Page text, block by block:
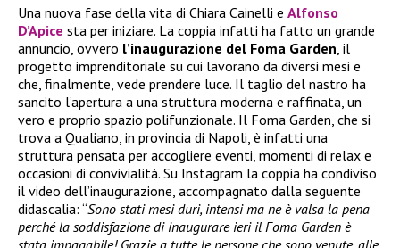
Una nuova fase della vita di Chiara Cainelli e Alfonso
D’Apice sta per iniziare. La coppia infatti ha fatto un grande
annuncio, ovvero l’inaugurazione del Foma Garden , il
progetto imprenditoriale su cui lavorano da diversi mesi e
che, finalmente, vede prendere luce. Il taglio del nastro ha
sancito l’apertura a una struttura moderna e raffinata, un
vero e proprio spazio polifunzionale. Il Foma Garden, che si
trova a Qualiano, in provincia di Napoli, è infatti una
struttura pensata per accogliere eventi, momenti di relax e
occasioni di convivialità. Su Instagram la coppia ha condiviso
il video dell’inaugurazione, accompagnato dalla seguente
didascalia: “Sono stati mesi duri, intensi ma ne è valsa la pena
perché la soddisfazione di inaugurare ieri il Foma Garden è
stata impagabile! Grazie a tutte le persone che sono venute, alle